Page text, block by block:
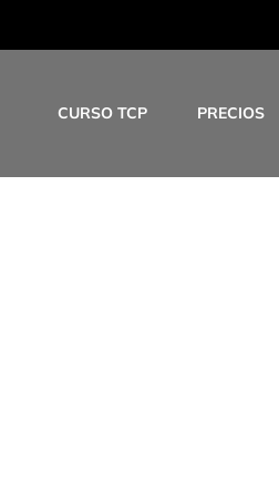
CURSO TCP PRECIOS